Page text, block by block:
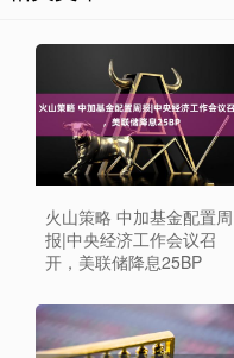
火山策略 中加基金配置周
报|中央经济工作会议召
开，美联储降息25BP